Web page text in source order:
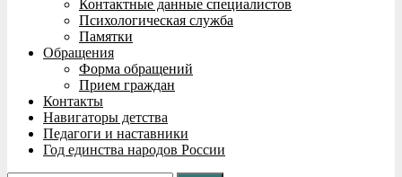
Контактные данные специалистов
Психологическая служба
Памятки
Обращения
Форма обращений
Прием граждан
Контакты
Навигаторы детства
Педагоги и наставники
Год единства народов России